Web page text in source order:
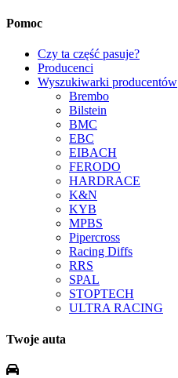
Pomoc
Czy ta część pasuje?
Producenci
Wyszukiwarki producentów
Brembo
Bilstein
BMC
EBC
EIBACH
FERODO
HARDRACE
K&N
KYB
MPBS
Pipercross
Racing Diffs
RRS
SPAL
STOPTECH
ULTRA RACING
Twoje auta